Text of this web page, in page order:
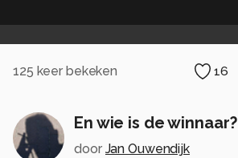
125 keer bekeken 16
En wie is de winnaar?
door Jan Ouwendijk